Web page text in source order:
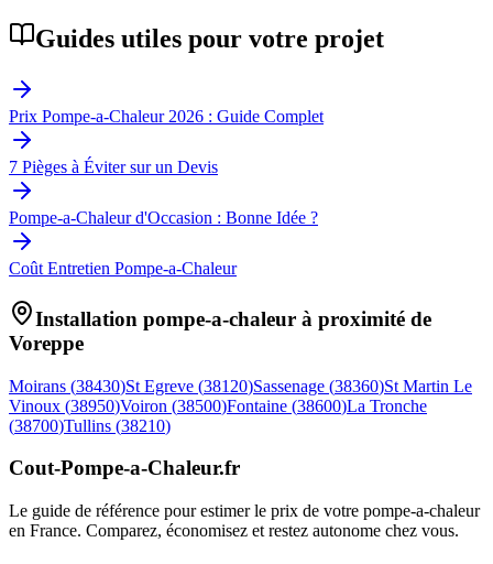
Guides utiles pour votre projet
Prix Pompe-a-Chaleur 2026 : Guide Complet
7 Pièges à Éviter sur un Devis
Pompe-a-Chaleur d'Occasion : Bonne Idée ?
Coût Entretien Pompe-a-Chaleur
Installation pompe-a-chaleur à proximité de
Voreppe
Moirans (38430)St Egreve (38120)Sassenage (38360)St Martin Le
Vinoux (38950)Voiron (38500)Fontaine (38600)La Tronche
(38700)Tullins (38210)
Cout-Pompe-a-Chaleur.fr
Le guide de référence pour estimer le prix de votre pompe-a-chaleur
en France. Comparez, économisez et restez autonome chez vous.